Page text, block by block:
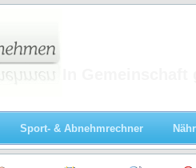
Sport- & Abnehmrechner